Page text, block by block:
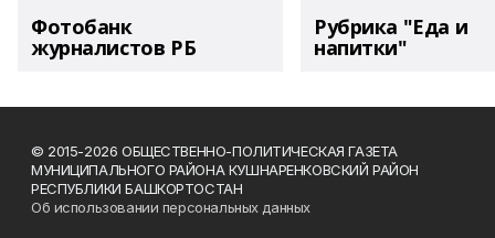
Фотобанк
журналистов РБ
Рубрика "Еда и
напитки"
© 2015-2026 ОБЩЕСТВЕННО-ПОЛИТИЧЕСКАЯ ГАЗЕТА
МУНИЦИПАЛЬНОГО РАЙОНА КУШНАРЕНКОВСКИЙ РАЙОН
РЕСПУБЛИКИ БАШКОРТОСТАН
Об использовании персональных данных